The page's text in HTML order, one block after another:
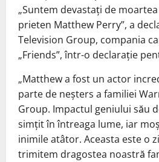
„Suntem devastați de
prieten Matthew Perry”, a
Television Group, compania
„Friends”, într-o declarație
„Matthew a fost un actor
parte de neșters a familiei
Group. Impactul geniului său
simțit în întreaga lume, iar
inimile atâtor. Aceasta este o
trimitem dragostea noastră